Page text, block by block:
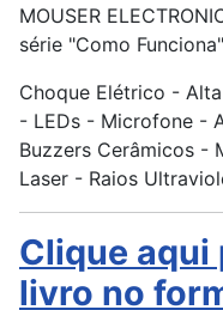
MOUSER
série "Como
Choque Elétrico -
- LEDs - Microfone -
Buzzers Cerâmicos -
Laser - Raios
Clique aqui
livro no